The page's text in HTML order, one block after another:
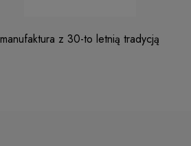
manufaktura z 30-to letnią tradycją